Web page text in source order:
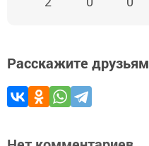
Расскажите друзьям